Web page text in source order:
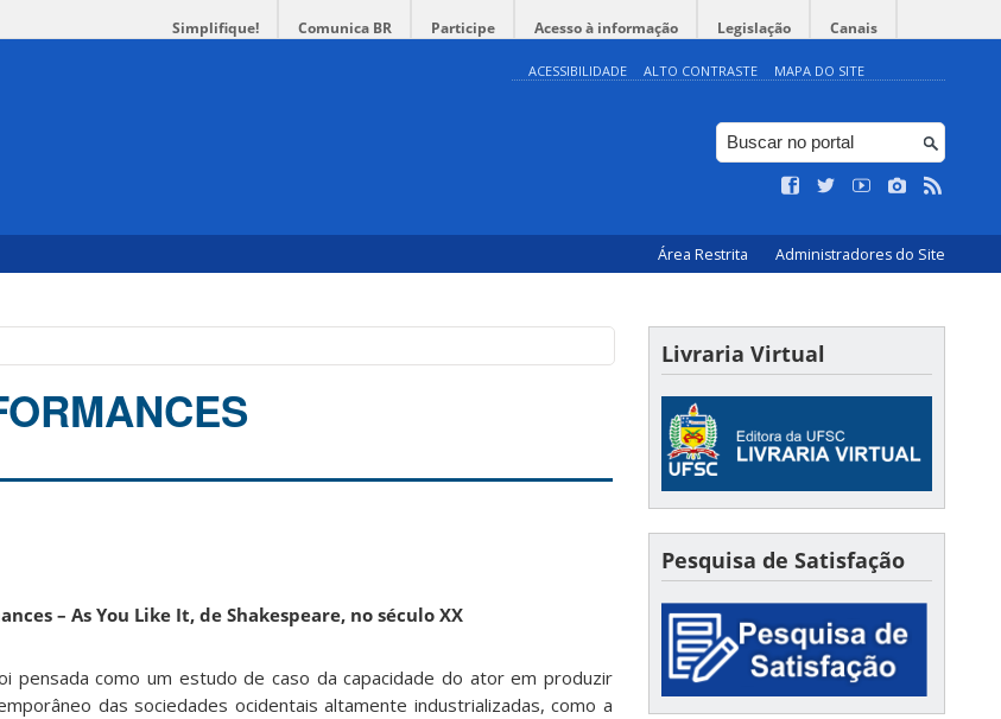
Simplifique! Comunica BR Participe Acesso à informação Legislação Canais
ACESSIBILIDADE ALTO CONTRASTE MAPA DO SITE
Área Restrita Administradores do Site
– 1ª edição – 2011
– As You Like It, de Shakespeare, no século XX
pensada como um estudo de caso da capacidade do ator em produzir
das sociedades ocidentais altamente industrializadas, como a
Livraria Virtual
Pesquisa de Satisfação